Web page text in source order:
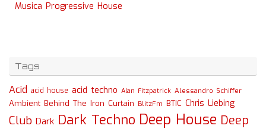
Musica Progressive House
Tags
Acid acid house acid techno Alan Fitzpatrick Alessandro Schiffer
Ambient Behind The Iron Curtain BlitzFm BTIC Chris Liebing
Club Dark Dark Techno Deep House Deep